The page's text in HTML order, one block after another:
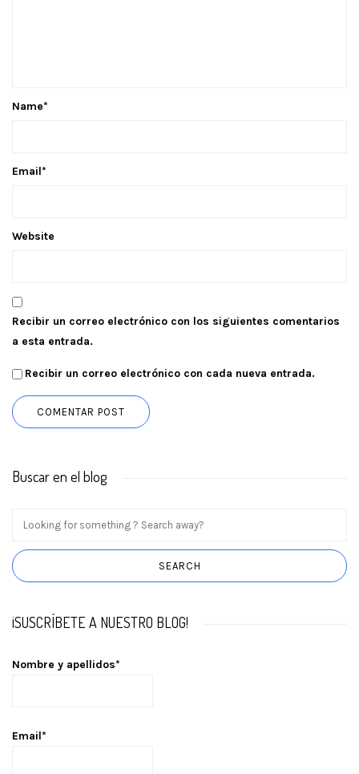
Name*
Email*
Website
Recibir un correo electrónico con los siguientes comentarios
a esta entrada.
Recibir un correo electrónico con cada nueva entrada.
Buscar en el blog
¡SUSCRÍBETE A NUESTRO BLOG!
Nombre y apellidos*
Email*